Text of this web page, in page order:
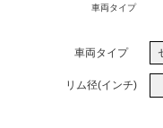
車両タイプ
車両タイプ
リム径(インチ)